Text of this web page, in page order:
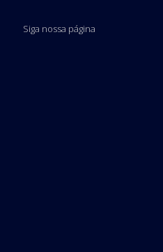
Siga nossa página